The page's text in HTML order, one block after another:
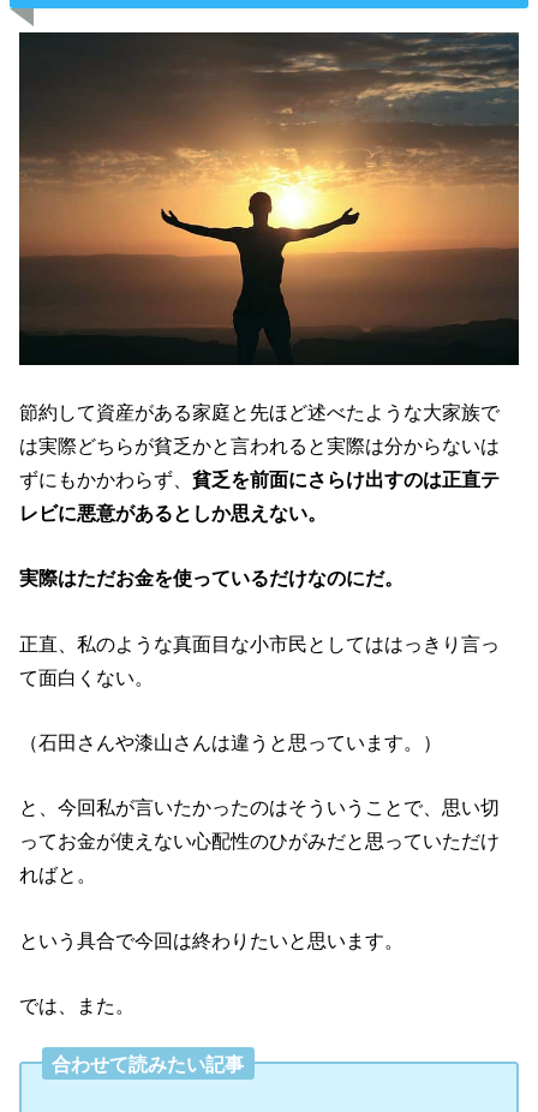
節約して資産がある家庭と先ほど述べたような大家族で
は実際どちらが貧乏かと言われると実際は分からないは
ずにもかかわらず、貧乏を前面にさらけ出すのは正直テ
レビに悪意があるとしか思えない。
実際はただお金を使っているだけなのにだ。
正直、私のような真面目な小市民としてははっきり言っ
て面白くない。
（石田さんや漆山さんは違うと思っています。）
と、今回私が言いたかったのはそういうことで、思い切
ってお金が使えない心配性のひがみだと思っていただけ
ればと。
という具合で今回は終わりたいと思います。
では、また。
合わせて読みたい記事